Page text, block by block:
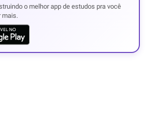
o melhor app de estudos pra você
mais.